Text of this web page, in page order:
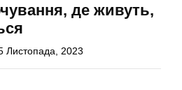
де живуть,
Листопада, 2023